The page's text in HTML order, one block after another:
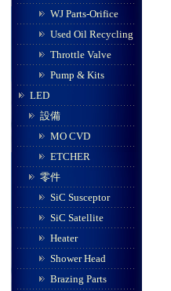
WJ Parts-Orifice
Used Oil Recycling
Throttle Valve
Pump & Kits
LED
設備
MO CVD
ETCHER
零件
SiC Susceptor
SiC Satellite
Heater
Shower Head
Brazing Parts